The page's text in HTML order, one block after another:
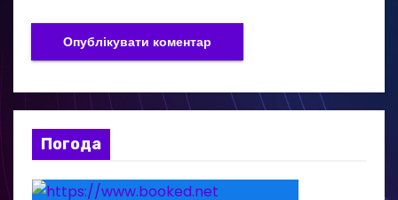
Погода